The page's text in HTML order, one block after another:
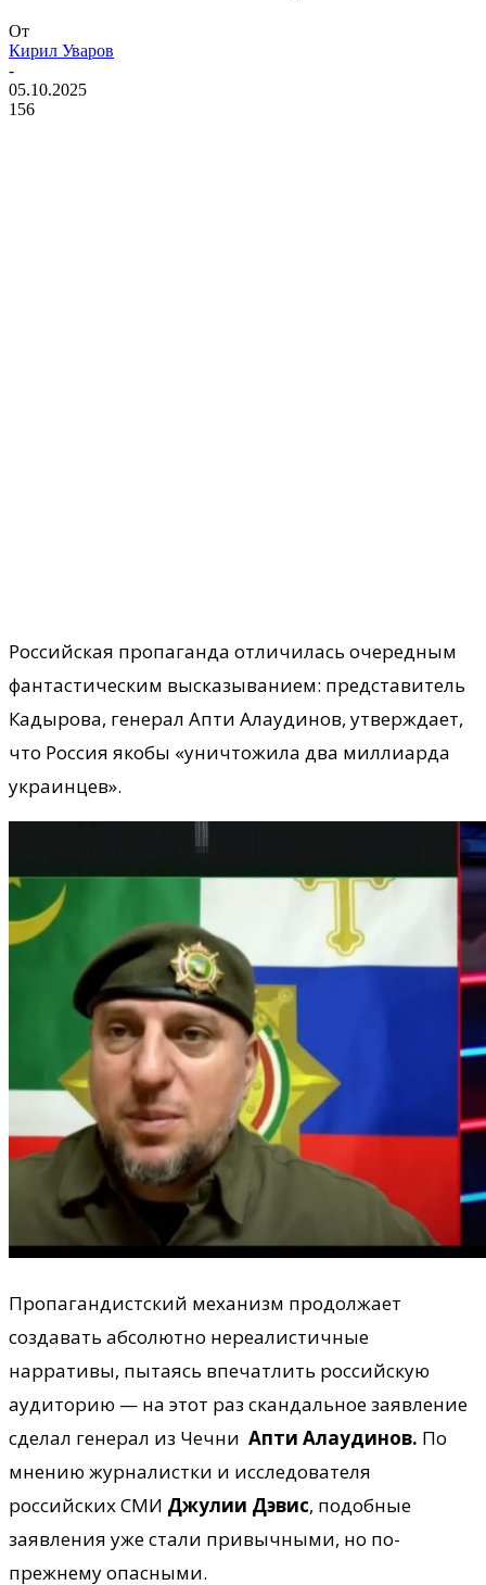
От
Кирил Уваров
-
05.10.2025
156
Российская пропаганда отличилась очередным
фантастическим высказыванием: представитель
Кадырова, генерал Апти Алаудинов, утверждает,
что Россия якобы «уничтожила два миллиарда
украинцев».
Пропагандистский механизм продолжает
создавать абсолютно нереалистичные
нарративы, пытаясь впечатлить российскую
аудиторию — на этот раз скандальное заявление
сделал генерал из Чечни Апти Алаудинов. По
мнению журналистки и исследователя
российских СМИ Джулии Дэвис, подобные
заявления уже стали привычными, но по-
прежнему опасными.